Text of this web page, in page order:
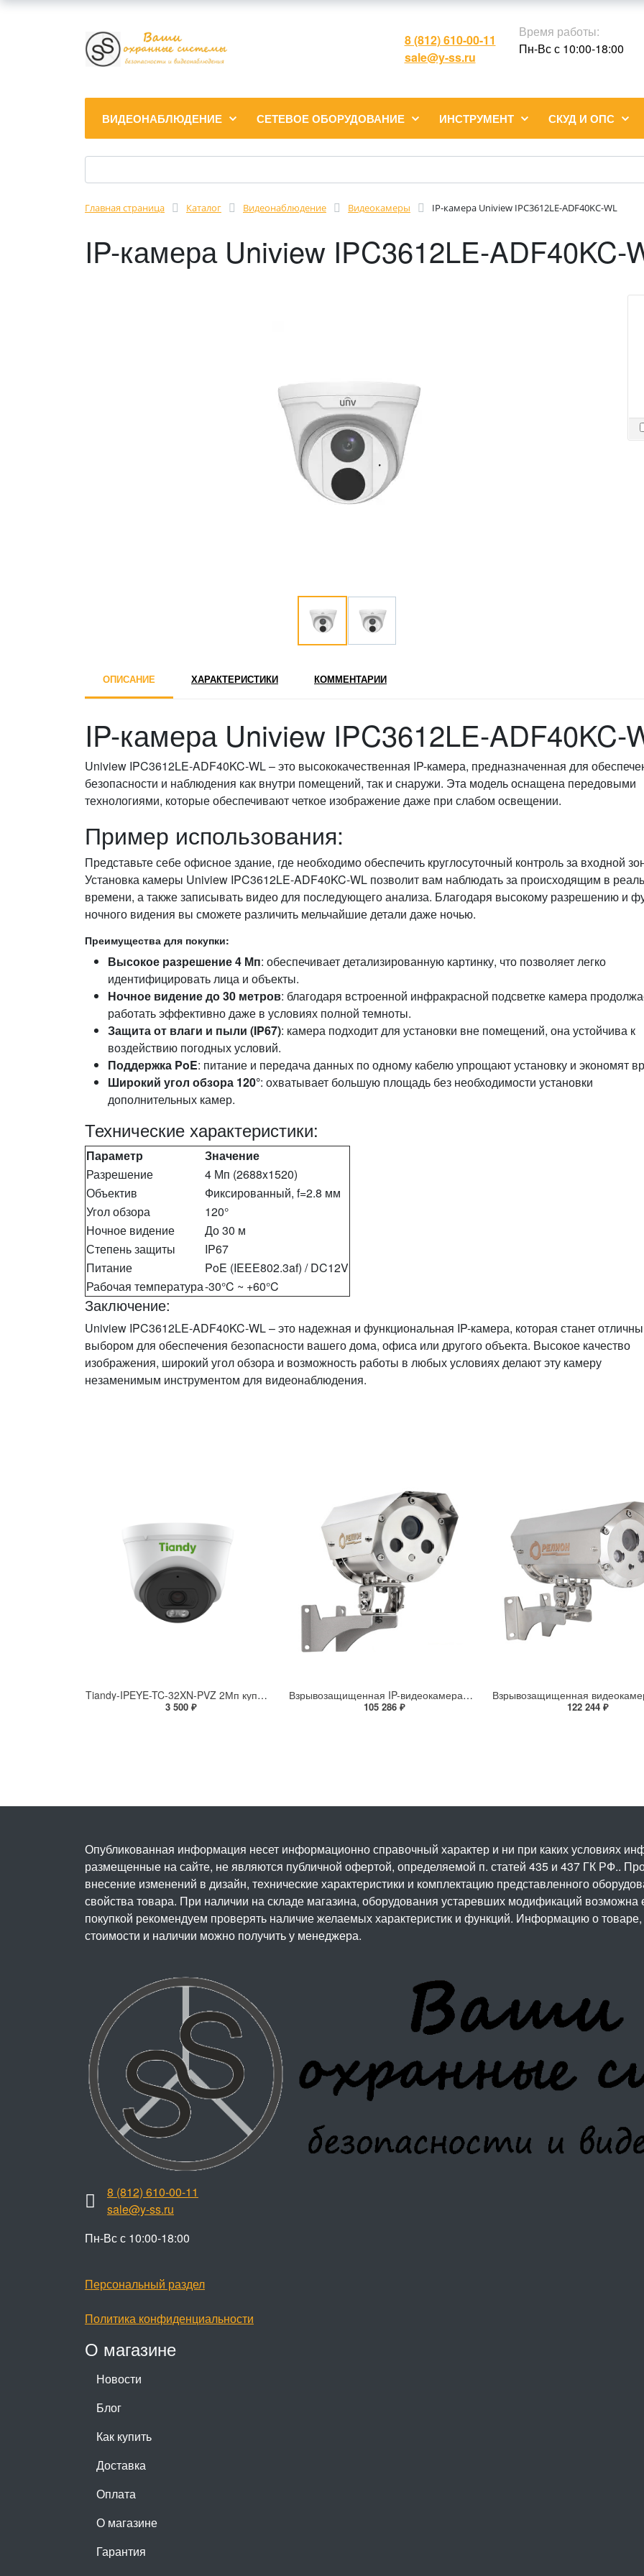
8 (812) 610-00-11
sale@y-ss.ru
Время работы:
Пн-Вс с 10:00-18:00
ВИДЕОНАБЛЮДЕНИЕ СЕТЕВОЕ ОБОРУДОВАНИЕ ИНСТРУМЕНТ СКУД И ОПС
Главная страница Каталог Видеонаблюдение Видеокамеры IP-камера Uniview IPC3612LE-ADF40KC-WL
IP-камера Uniview IPC3612LE-ADF40KC-
ОПИСАНИЕ ХАРАКТЕРИСТИКИ КОММЕНТАРИИ
IP-камера Uniview IPC3612LE-ADF40KC-
Uniview IPC3612LE-ADF40KC-WL – это высококачественная IP-камера, предназначенная для
безопасности и наблюдения как внутри помещений, так и снаружи. Эта модель оснащена передовыми
технологиями, которые обеспечивают четкое изображение даже при слабом освещении.
Пример использования:
Представьте себе офисное здание, где необходимо обеспечить круглосуточный контроль за входной
Установка камеры Uniview IPC3612LE-ADF40KC-WL позволит вам наблюдать за происходящим в
времени, а также записывать видео для последующего анализа. Благодаря высокому разрешению и
ночного видения вы сможете различить мельчайшие детали даже ночью.
Преимущества для покупки:
Высокое разрешение 4 Мп: обеспечивает детализированную картинку, что позволяет легко
идентифицировать лица и объекты.
Ночное видение до 30 метров: благодаря встроенной инфракрасной подсветке камера
работать эффективно даже в условиях полной темноты.
Защита от влаги и пыли (IP67): камера подходит для установки вне помещений, она устойчива к
воздействию погодных условий.
Поддержка PoE: питание и передача данных по одному кабелю упрощают установку и экономят
Широкий угол обзора 120°: охватывает большую площадь без необходимости установки
дополнительных камер.
Технические характеристики:
Параметр
Значение
Разрешение
4 Мп (2688x1520)
Объектив
Фиксированный, f=2.8 мм
Угол обзора
120°
Ночное видение
До 30 м
Степень защиты
IP67
Питание
PoE (IEEE802.3af) / DC12V
Рабочая температура-30°C ~ +60°C
Заключение:
Uniview IPC3612LE-ADF40KC-WL – это надежная и функциональная IP-камера, которая станет
выбором для обеспечения безопасности вашего дома, офиса или другого объекта. Высокое качество
изображения, широкий угол обзора и возможность работы в любых условиях делают эту камеру
незаменимым инструментом для видеонаблюдения.
Tiandy-IPEYE-TC-32XN-PVZ 2Мп купольная «турель» IP камера с фиксированным объективом, серия SPARK со встроенным агентом IPEYE для ПВЗ
3 500 ₽
Взрывозащищенная IP-видеокамера Релион Релион-Exd-Н-100-ИК-IP5Мп2.7-13.5Z-PoE-SD-МК-TR
105 286 ₽ 122 244 ₽
О магазине
Новости
Блог
Как купить
Доставка
Оплата
О магазине
Гарантия
8 (812) 610-00-11
sale@y-ss.ru
Пн-Вс с 10:00-18:00
Персональный раздел
Политика конфиденциальности
Опубликованная информация несет информационно справочный характер и ни при каких условиях
размещенные на сайте, не являются публичной офертой, определяемой п. статей 435 и 437 ГК РФ..
внесение изменений в дизайн, технические характеристики и комплектацию представленного
свойства товара. При наличии на складе магазина, оборудования устаревших модификаций
покупкой рекомендуем проверять наличие желаемых характеристик и функций. Информацию о товаре,
стоимости и наличии можно получить у менеджера.